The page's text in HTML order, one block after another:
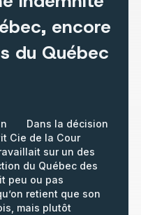
encore
du Québec
Dans la décision
Cie de la Cour
sur un des
du Québec des
peu ou pas
retient que son
mais plutôt